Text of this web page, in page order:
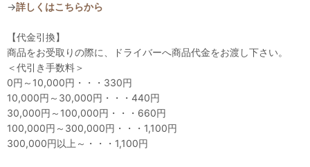
→詳しくはこちらから
【代金引換】
商品をお受取りの際に、ドライバーへ商品代金をお渡し下さい。
＜代引き手数料＞
0円～10,000円・・・330円
10,000円～30,000円・・・440円
30,000円～100,000円・・・660円
100,000円～300,000円・・・1,100円
300,000円以上～・・・1,100円